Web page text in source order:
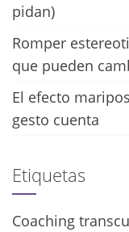
pidan)
Romper
que pueden
El efecto
gesto cuenta
Etiquetas
Coaching